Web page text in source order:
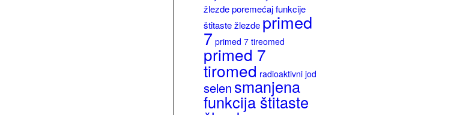
žlezde poremećaj funkcije
štitaste žlezde primed
7 primed 7 tireomed
primed 7
tiromed radioaktivni jod
selen smanjena
funkcija štitaste